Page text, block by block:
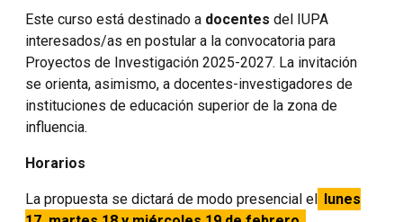
Este curso está destinado a docentes del IUPA
interesados/as en postular a la convocatoria para
Proyectos de Investigación 2025-2027. La invitación
se orienta, asimismo, a docentes-investigadores de
instituciones de educación superior de la zona de
influencia.
Horarios
La propuesta se dictará de modo presencial el lunes